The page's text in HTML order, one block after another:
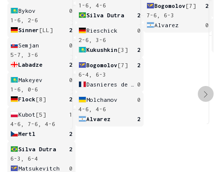
Bykov
0
1-6, 2-6
Sinner [LL] 2
Semjan
0
5-7, 3-6
Labadze
2
Makeyev
0
1-6, 0-6
Flock [8] 2
Kubot [5]
1
4-6, 7-6, 4-6
Mertl
2
Silva Dutra
2
6-3, 6-4
Matsukevitch
0
1-6, 4-6
Silva Dutra
2
Rieschick
0
2-6, 3-6
Kukushkin[3] 2
Bogomolov [7]
2
6-4, 6-3
0
Molchanov
0
4-6, 4-6
Alvarez
2
Bogomolov [7]
2
7-6, 6-3
Alvarez
0